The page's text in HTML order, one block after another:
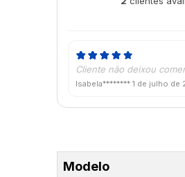
Cliente não deixou
Isabela******** 1 de julho de
Modelo